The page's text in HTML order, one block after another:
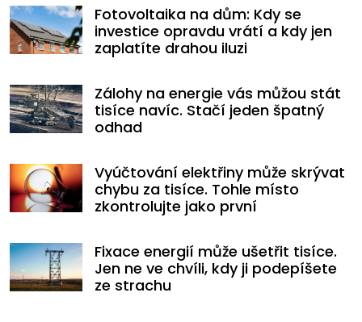
Fotovoltaika na dům: Kdy se
investice opravdu vrátí a kdy jen
zaplatíte drahou iluzi
Zálohy na energie vás můžou stát
tisíce navíc. Stačí jeden špatný
odhad
Vyúčtování elektřiny může skrývat
chybu za tisíce. Tohle místo
zkontrolujte jako první
Fixace energií může ušetřit tisíce.
Jen ne ve chvíli, kdy ji podepíšete
ze strachu